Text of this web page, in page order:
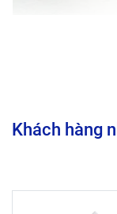
Khách hàng